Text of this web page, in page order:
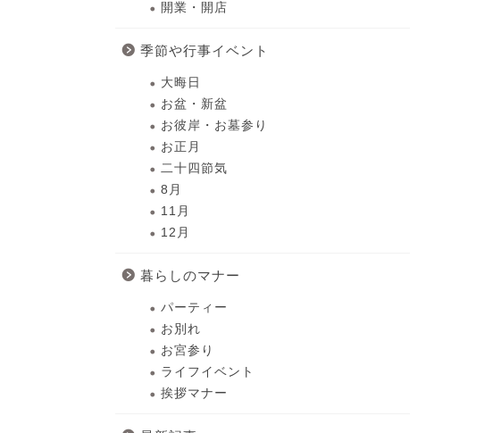
開業・開店
季節や行事イベント
大晦日
お盆・新盆
お彼岸・お墓参り
お正月
二十四節気
8月
11月
12月
暮らしのマナー
パーティー
お別れ
お宮参り
ライフイベント
挨拶マナー